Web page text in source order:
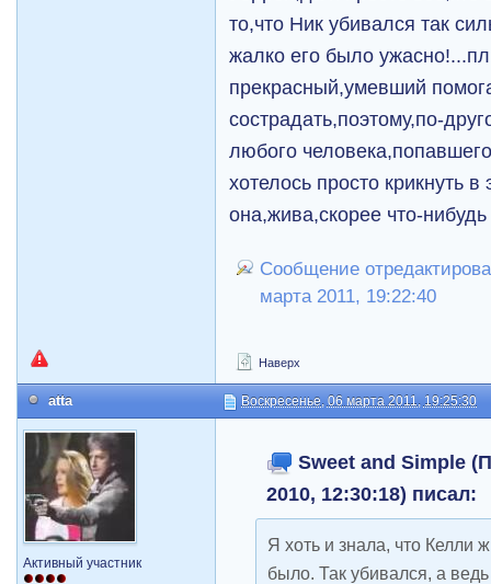
то,что Ник убивался так
жалко его было
прекрасный,умевший
сострадать,поэтому,по-
любого
хотелось просто крикнуть
она,жива,скорее что-
Сообщение
марта 2011, 19:22:40
Наверх
atta Воскресенье, 06 марта 2011, 19:25:30
Активный участник
Sweet and Simple
2010, 12:30:18) писал:
Я хоть и знала, что Келли
было. Так убивался, а